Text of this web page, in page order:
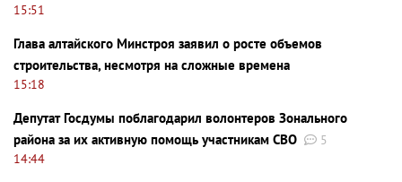
15:51
Глава алтайского Минстроя заявил о росте объемов
строительства, несмотря на сложные времена
15:18
Депутат Госдумы поблагодарил волонтеров Зонального
района за их активную помощь участникам СВО
5
14:44